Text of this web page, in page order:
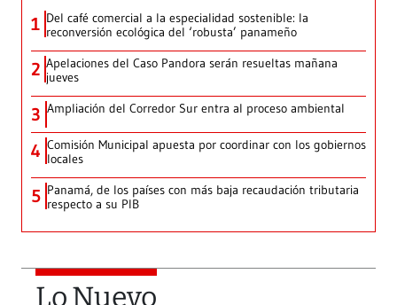
1 Del café comercial a la especialidad sostenible: la
reconversión ecológica del ‘robusta’ panameño
2 Apelaciones del Caso Pandora serán resueltas mañana
jueves
3 Ampliación del Corredor Sur entra al proceso ambiental
4 Comisión Municipal apuesta por coordinar con los gobiernos
locales
5 Panamá, de los países con más baja recaudación tributaria
respecto a su PIB
Lo Nuevo